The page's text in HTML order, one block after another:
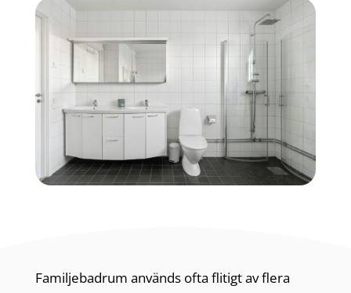
Familjebadrum används ofta flitigt av flera